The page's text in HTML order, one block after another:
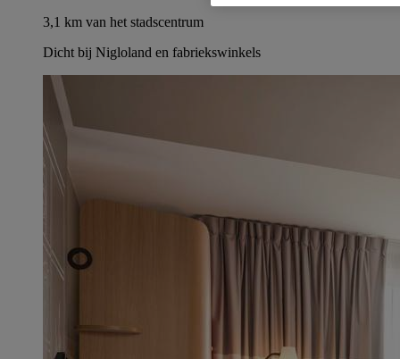
3,1 km van het stadscentrum
Dicht bij Nigloland en fabriekswinkels